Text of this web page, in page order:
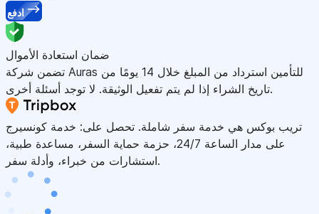
ادفع
ضمان استعادة الأموال
تضمن شركة Auras للتأمين استرداد من المبلغ خلال 14 يومًا من
تاريخ الشراء إذا لم يتم تفعيل الوثيقة. لا توجد أسئلة أخرى.
تريب بوكس هي خدمة سفر شاملة. تحصل على: خدمة كونسيرج
على مدار الساعة 24/7، حزمة حماية السفر، مساعدة طبية،
استشارات من خبراء، وأدلة سفر.